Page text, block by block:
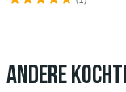
ANDERE